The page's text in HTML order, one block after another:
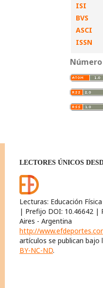
ISI
BVS
ASCI
ISSN
LECTORES ÚNICOS
Lecturas: Educación
| Prefijo DOI: 10.46642 |
Aires - Argentina
http://
artículos se publican bajo
BY-NC-ND.